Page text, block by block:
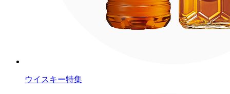
ウイスキー特集